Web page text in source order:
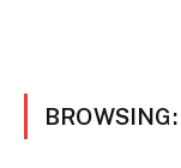
BROWSING: